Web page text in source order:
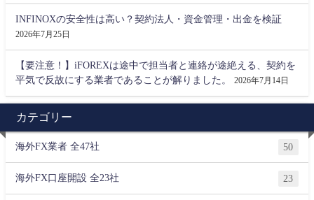
INFINOXの安全性は高い？契約法人・資金管理・出金を検証
2026年7月25日
【要注意！】iFOREXは途中で担当者と連絡が途絶える、契約を
平気で反故にする業者であることが解りました。
2026年7月14日
カテゴリー
海外FX業者 全47社 50
海外FX口座開設 全23社 23